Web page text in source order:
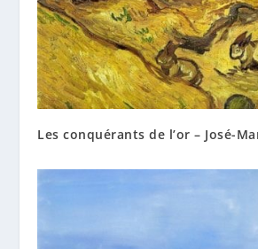
Les conquérants de l’or – José-